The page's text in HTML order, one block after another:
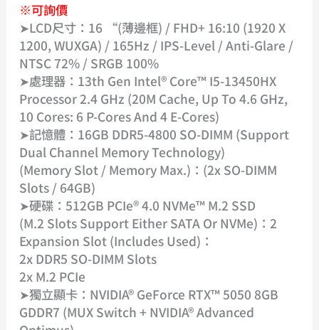
※可詢價
➤LCD尺寸：16 “(薄邊框) / FHD+ 16:10 (1920 X
1200, WUXGA) / 165Hz / IPS-Level / Anti-Glare /
NTSC 72% / SRGB 100%
➤處理器：13th Gen Intel® Core™ I5-13450HX
Processor 2.4 GHz (20M Cache, Up To 4.6 GHz,
10 Cores: 6 P-Cores And 4 E-Cores)
➤記憶體：16GB DDR5-4800 SO-DIMM (Support
Dual Channel Memory Technology)
(Memory Slot / Memory Max.)：(2x SO-DIMM
Slots / 64GB)
➤硬碟：512GB PCIe® 4.0 NVMe™ M.2 SSD
(M.2 Slots Support Either SATA Or NVMe)：2
Expansion Slot (includes Used)：
2x DDR5 SO-DIMM Slots
2x M.2 PCIe
➤獨立顯卡：NVIDIA® GeForce RTX™ 5050 8GB
GDDR7 (MUX Switch + NVIDIA® Advanced